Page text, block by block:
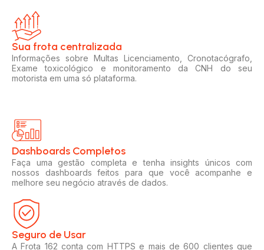
Sua frota centralizada​
Informações sobre Multas Licenciamento, Cronotacógrafo,
Exame toxicológico e monitoramento da CNH do seu
motorista em uma só plataforma.
Dashboards Completos​​
Faça uma gestão completa e tenha insights únicos com
nossos dashboards feitos para que você acompanhe e
melhore seu negócio através de dados.
Seguro de Usar​
A Frota 162 conta com HTTPS e mais de 600 clientes que